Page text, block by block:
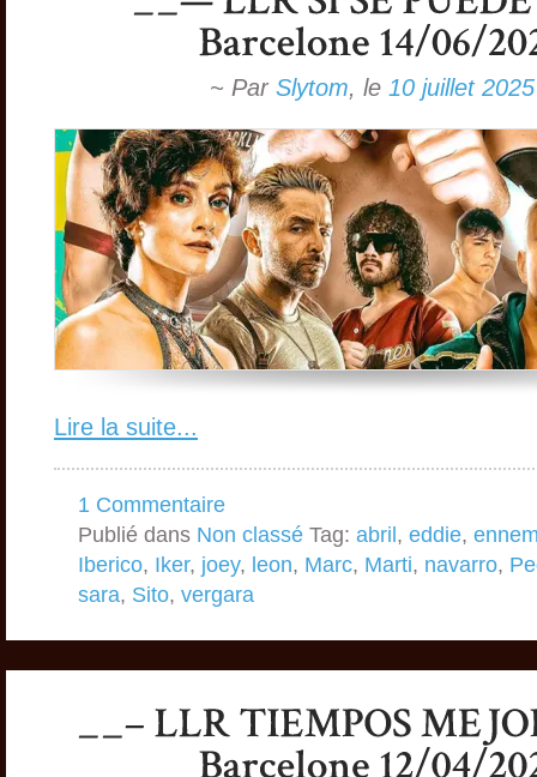
~ Par Slytom, le 10 juillet 2025
Lire la suite...
1 Commentaire
Publié dans Non classé Tag: abril , eddie,
Iberico, Iker, joey, leon, Marc, Marti, navarro,
sara, Sito, vergara